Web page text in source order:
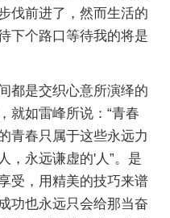
伐前进了，然而生活的
下个路口等待我的将是
是交织心意所演绎的
就如雷峰所说：“青春
青春只属于这些永远力
，永远谦虚的'人”。是
受，用精美的技巧来谱
功也永远只会给那当奋